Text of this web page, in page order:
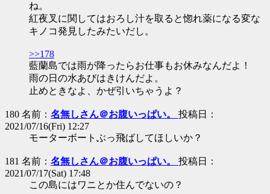
ね。
紅夜叉に関してはおろし汁を取ると惚れ薬になる変な
キノコ発見したみたいだし。
>>178
藍蘭島では雨が降ったらお仕事もお休みなんだよ！
雨の日の水あびはきけんだよ。
止めときなよ、かぜ引いちゃうよ？
180 名前： 名無しさん＠お腹いっぱい。 投稿日：
2021/07/16(Fri) 12:27
モーターボートぶっ飛ばしてほしいか？
181 名前： 名無しさん＠お腹いっぱい。 投稿日：
2021/07/17(Sat) 17:48
この島にはワニとか住んでないの？